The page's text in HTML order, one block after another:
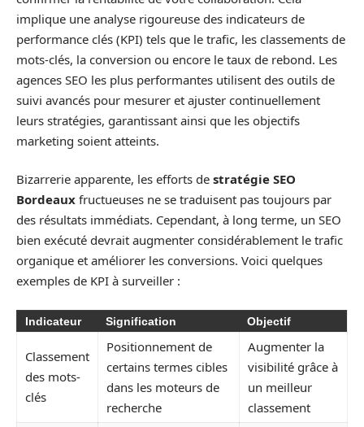
implique une analyse rigoureuse des indicateurs de
performance clés (KPI) tels que le trafic, les classements de
mots-clés, la conversion ou encore le taux de rebond. Les
agences SEO les plus performantes utilisent des outils de
suivi avancés pour mesurer et ajuster continuellement
leurs stratégies, garantissant ainsi que les objectifs
marketing soient atteints.
Bizarrerie apparente, les efforts de stratégie SEO
Bordeaux fructueuses ne se traduisent pas toujours par
des résultats immédiats. Cependant, à long terme, un SEO
bien exécuté devrait augmenter considérablement le trafic
organique et améliorer les conversions. Voici quelques
exemples de KPI à surveiller :
Indicateur Signification Objectif
Classement
des mots-
clés
Positionnement de
certains termes cibles
dans les moteurs de
recherche
Augmenter la
visibilité grâce à
un meilleur
classement